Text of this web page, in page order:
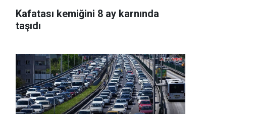
Kafatası kemiğini 8 ay karnında
taşıdı